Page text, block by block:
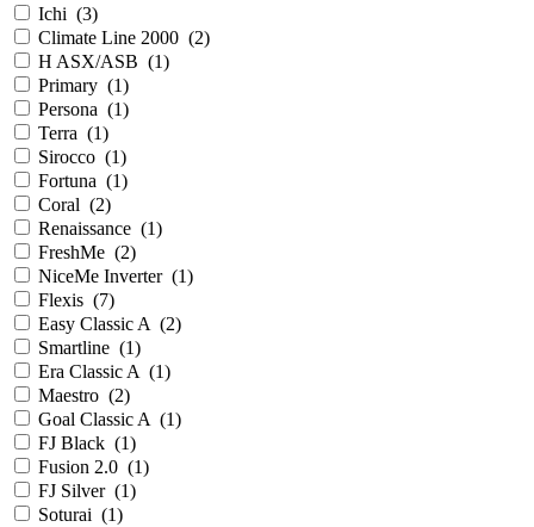
Ichi (3)
Climate Line 2000 (2)
H ASX/ASB (1)
Primary (1)
Persona (1)
Terra (1)
Sirocco (1)
Fortuna (1)
Coral (2)
Renaissance (1)
FreshMe (2)
NiceMe Inverter (1)
Flexis (7)
Easy Classic A (2)
Smartline (1)
Era Classic A (1)
Maestro (2)
Goal Classic A (1)
FJ Black (1)
Fusion 2.0 (1)
FJ Silver (1)
Soturai (1)